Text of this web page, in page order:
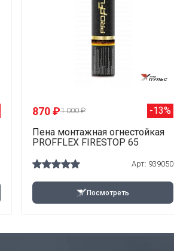
870 ₽1 000 ₽
-13%
Пена монтажная огнестойкая
PROFFLEX FIRESTOP 65
Арт: 939050
Посмотреть